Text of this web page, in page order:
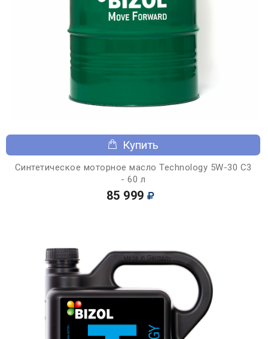
Купить
Синтетическое моторное масло Technology 5W-30 C3
- 60 л
85 999